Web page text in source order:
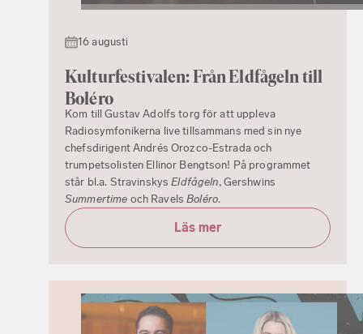
16 augusti
Kulturfestivalen: Från Eldfågeln till
Boléro
Kom till Gustav Adolfs torg för att uppleva
Radiosymfonikerna live tillsammans med sin nye
chefsdirigent Andrés Orozco-Estrada och
trumpetsolisten Ellinor Bengtson! På programmet
står bl.a. StravinskysEldfågeln, Gershwins
Summertime och RavelsBoléro.
Läs mer